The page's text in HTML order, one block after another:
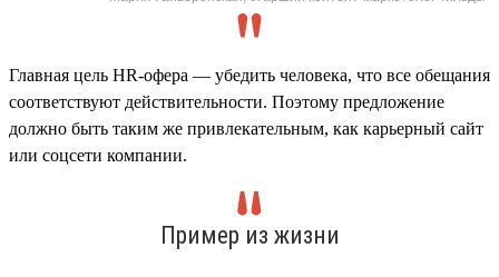
Главная цель HR-офера — убедить человека, что все обещания
соответствуют действительности. Поэтому предложение
должно быть таким же привлекательным, как карьерный сайт
или соцсети компании.
Пример из жизни